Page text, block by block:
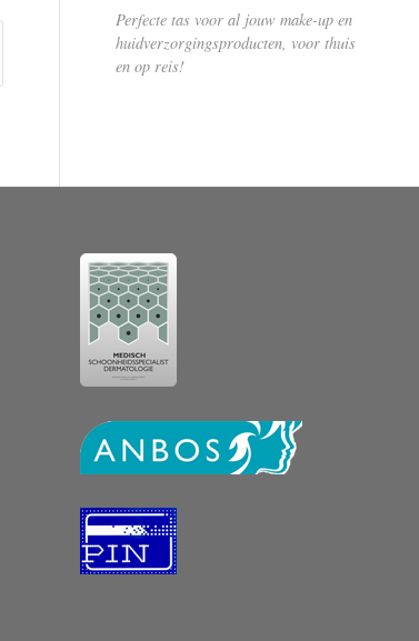
Perfecte tas voor al jouw make-up en
huidverzorgingsproducten, voor thuis
en op reis!